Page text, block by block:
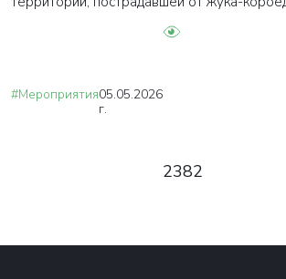
#Мероприятия05.05.2026
г.
2382